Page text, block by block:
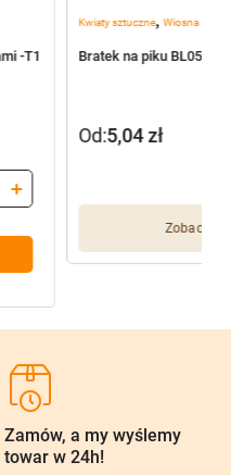
-T1
Kwiaty sztuczne,Wiosna
Bratek na piku BL055/
Zobacz
Od:5,04zł
Zamów, a my wyślemy
towar w 24h!